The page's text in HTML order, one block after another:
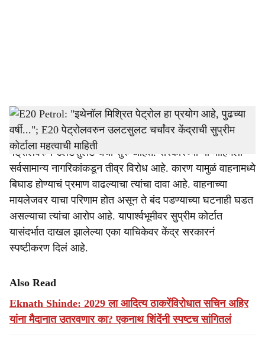
h
a
r
e
Ethanol
E20 Petrol: भारतात सध्या २० टक्के इथेनॉल मिश्रीत
पेट्रोलवरुन उलटसुलट चर्चा सुरु आहेत. सरकारच्या या मोहिमेला
सर्वसामान्य नागरिकांकडून तीव्र विरोध आहे. कारण यामुळं वाहनामध्ये
बिघाड होण्याचं प्रमाण वाढल्याचा त्यांचा दावा आहे. वाहनाच्या
मायलेजवर याचा परिणाम होत असून ते बंद पडण्याच्या घटनाही घडत
असल्याचा त्यांचा आरोप आहे. यापार्श्वभूमीवर सुप्रीम कोर्टात
यासंदर्भात दाखल झालेल्या एका याचिकेवर केंद्र सरकारनं
स्पष्टीकरण दिलं आहे.
Also Read
Eknath Shinde: 2029 ला आदित्य ठाकरेंविरोधात सचिन अहिर
यांना मैदानात उतरवणार का? एकनाथ शिंदेंनी स्पष्टच सांगितलं